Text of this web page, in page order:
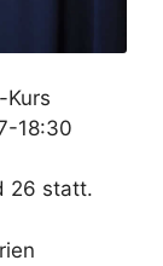
Kurs
18:30
26 statt.